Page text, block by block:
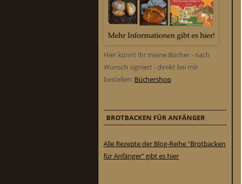
Hier könnt ihr meine Bücher - nach
Wunsch signiert - direkt bei mir
bestellen: Büchershop
BROTBACKEN FÜR ANFÄNGER
Alle Rezepte der Blog-Reihe "Brotbacken
für Anfänger" gibt es hier